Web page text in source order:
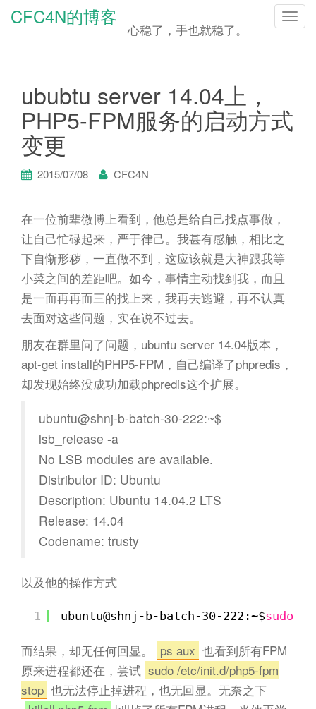
T
e
CFC4N的博客
心稳了，手也就稳了。
ububtu server 14.04上，
PHP5-FPM服务的启动方式
变更
2015/07/08 CFC4N
在一位前辈微博上看到，他总是给自己找点事做，
让自己忙碌起来，严于律己。我甚有感触，相比之
下自惭形秽，一直做不到，这应该就是大神跟我等
小菜之间的差距吧。如今，事情主动找到我，而且
是一而再再而三的找上来，我再去逃避，再不认真
去面对这些问题，实在说不过去。
朋友在群里问了问题，ubuntu server 14.04版本，
apt-get install的PHP5-FPM，自己编译了phpredis，
却发现始终没成功加载phpredis这个扩展。
ubuntu@shnj-b-batch-30-222:~$
lsb_release -a
No LSB modules are available.
Distributor ID: Ubuntu
Description: Ubuntu 14.04.2 LTS
Release: 14.04
Codename: trusty
以及他的操作方式
1 ubuntu@shnj-b-batch-30-222:~$sudo
而结果，却无任何回显。 ps aux 也看到所有FPM
原来进程都还在，尝试 sudo /etc/init.d/php5-fpm
stop 也无法停止掉进程，也无回显。无奈之下